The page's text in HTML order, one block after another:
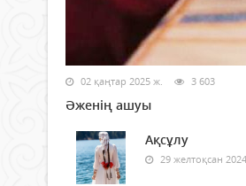
02 қаңтар 2025 ж. 3 603
Әженің ашуы
Ақсұлу
29 желтоқсан